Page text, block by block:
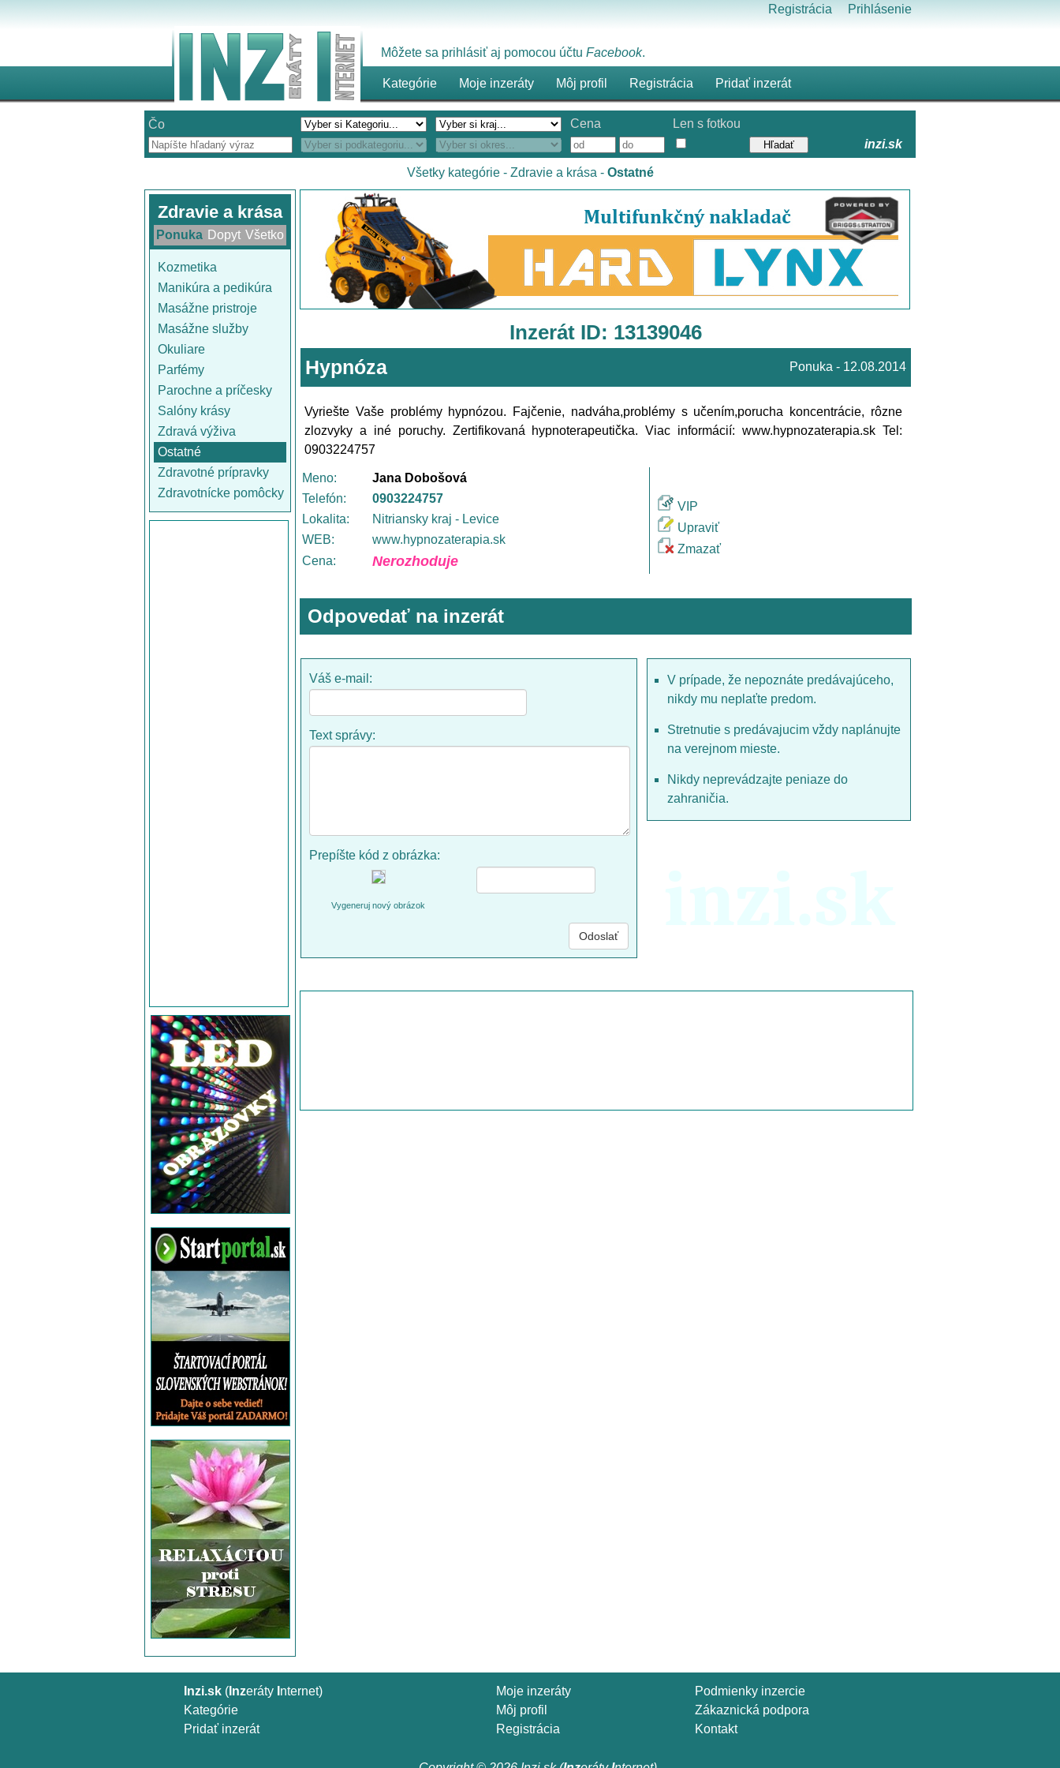
Registrácia Prihlásenie
Môžete sa prihlásiť aj pomocou účtu Facebook.
Kategórie Moje inzeráty Môj profil Registrácia Pridať inzerát
Čo Cena
Len s fotkou
inzi.sk
Všetky kategórie- Zdravie a krása - Ostatné
Zdravie a krása
Ponuka Dopyt Všetko
Kozmetika
Manikúra a pedikúra
Masážne pristroje
Masážne služby
Okuliare
Parfémy
Parochne a príčesky
Salóny krásy
Zdravá výživa
Ostatné
Zdravotné prípravky
Zdravotnícke pomôcky
Inzerát ID: 13139046
Hypnóza
Ponuka - 12.08.2014
Vyriešte Vaše problémy hypnózou. Fajčenie, nadváha,problémy s učením,porucha koncentrácie, rôzne
zlozvyky a iné poruchy. Zertifikovaná hypnoterapeutička. Viac informácií: www.hypnozaterapia.sk Tel:
0903224757
Meno:
Jana Dobošová
Telefón:
0903224757
Lokalita:
Nitriansky kraj - Levice
WEB:
www.hypnozaterapia.sk
Cena:
Nerozhoduje
VIP
Upraviť
Zmazať
Odpovedať na inzerát
Váš e-mail:
Text správy:
Prepíšte kód z obrázka:
Vygeneruj nový obrázok
V prípade, že nepoznáte predávajúceho,
nikdy mu neplaťte predom.
Stretnutie s predávajucim vždy naplánujte
na verejnom mieste.
Nikdy neprevádzajte peniaze do
zahraničia.
Inzi.sk(Inzeráty nternet)
Kategórie
Pridať inzerát
Moje inzeráty
Môj profil
Registrácia
Podmienky inzercie
Zákaznická podpora
Kontakt